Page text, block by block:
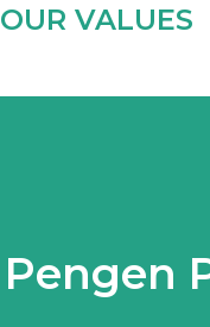
OUR VALUES
Pengen